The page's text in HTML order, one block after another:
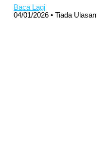
Baca Lagi
04/01/2026
Tiada Ulasan